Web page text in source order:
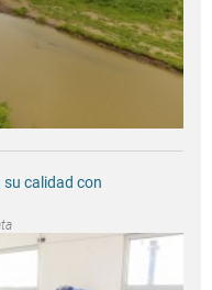
calidad con